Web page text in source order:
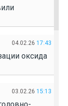
04.02.26 17:43
оксида
03.02.26 15:13